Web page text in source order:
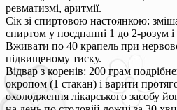
ревматизмі, аритмії.
Сік зі спиртовою настоянкою:
спиртом у поєднанні 1 до 2-розум і
Вживати по 40 крапель при
підвищеному тиску.
Відвар з коренів: 200 грам
окропом (1 стакан) і варити
охолодження лікарського засобу